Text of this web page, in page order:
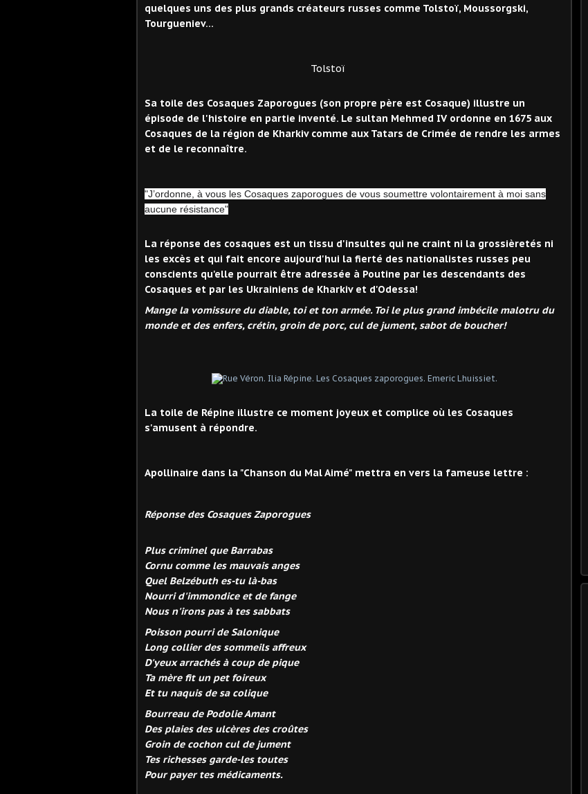
quelques uns des plus grands créateurs russes comme Tolstoï, Moussorgski,
Tourgueniev...
Tolstoï
Sa toile des Cosaques Zaporogues (son propre père est Cosaque) illustre un
épisode de l'histoire en partie inventé. Le sultan Mehmed IV ordonne en 1675 aux
Cosaques de la région de Kharkiv comme aux Tatars de Crimée de rendre les armes
et de le reconnaître.
"J’ordonne, à vous les Cosaques zaporogues de vous soumettre volontairement à moi sans
aucune résistance"
La réponse des cosaques est un tissu d'insultes qui ne craint ni la grossièretés ni
les excès et qui fait encore aujourd'hui la fierté des nationalistes russes peu
conscients qu'elle pourrait être adressée à Poutine par les descendants des
Cosaques et par les Ukrainiens de Kharkiv et d'Odessa!
Mange la vomissure du diable, toi et ton armée. Toi le plus grand imbécile malotru du
monde et des enfers, crétin, groin de porc, cul de jument, sabot de boucher!
La toile de Répine illustre ce moment joyeux et complice où les Cosaques
s'amusent à répondre.
Apollinaire dans la "Chanson du Mal Aimé" mettra en vers la fameuse lettre :
Réponse des Cosaques Zaporogues
Plus criminel que Barrabas
Cornu comme les mauvais anges
Quel Belzébuth es-tu là-bas
Nourri d'immondice et de fange
Nous n'irons pas à tes sabbats
Poisson pourri de Salonique
Long collier des sommeils affreux
D'yeux arrachés à coup de pique
Ta mère fit un pet foireux
Et tu naquis de sa colique
Bourreau de Podolie Amant
Des plaies des ulcères des croûtes
Groin de cochon cul de jument
Tes richesses garde-les toutes
Pour payer tes médicaments.